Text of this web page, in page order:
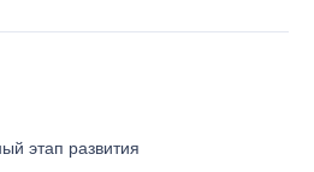
этап развития